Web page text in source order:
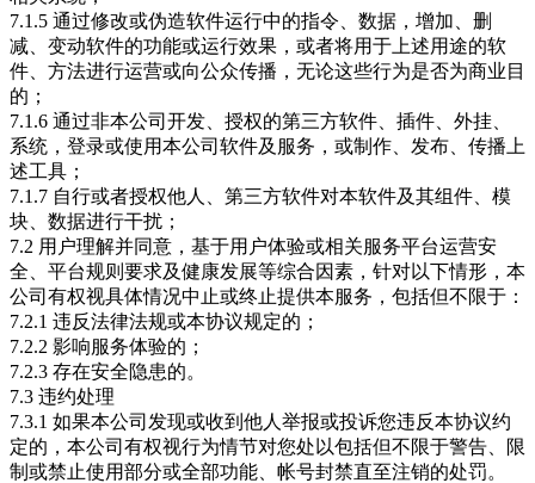
7.1.5 通过修改或伪造软件运行中的指令、数据，增加、删
减、变动软件的功能或运行效果，或者将用于上述用途的软
件、方法进行运营或向公众传播，无论这些行为是否为商业目
的；
7.1.6 通过非本公司开发、授权的第三方软件、插件、外挂、
系统，登录或使用本公司软件及服务，或制作、发布、传播上
述工具；
7.1.7 自行或者授权他人、第三方软件对本软件及其组件、模
块、数据进行干扰；
7.2 用户理解并同意，基于用户体验或相关服务平台运营安
全、平台规则要求及健康发展等综合因素，针对以下情形，本
公司有权视具体情况中止或终止提供本服务，包括但不限于：
7.2.1 违反法律法规或本协议规定的；
7.2.2 影响服务体验的；
7.2.3 存在安全隐患的。
7.3 违约处理
7.3.1 如果本公司发现或收到他人举报或投诉您违反本协议约
定的，本公司有权视行为情节对您处以包括但不限于警告、限
制或禁止使用部分或全部功能、帐号封禁直至注销的处罚。